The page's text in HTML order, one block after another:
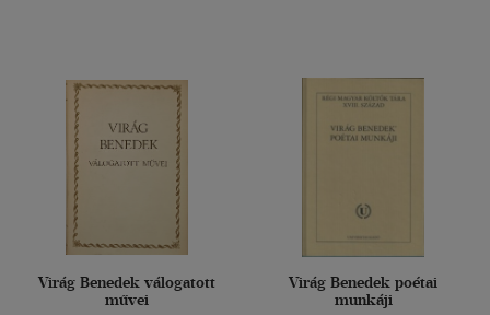
Virág Benedek válogatott
művei
Virág Benedek poétai
munkáji